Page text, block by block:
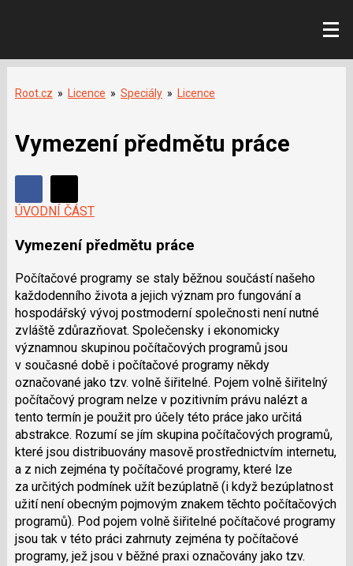
Root.cz » Licence » Speciály » Licence
Vymezení předmětu práce
Sdílet
Sdílejte
na
Facebooku
Sdílejte
síti
ÚVODNÍ ČÁST
Vymezení předmětu práce
Počítačové programy se staly běžnou součástí našeho
každodenního života a jejich význam pro fungování a
hospodářský vývoj postmoderní společnosti není nutné
zvláště zdůrazňovat. Společensky i ekonomicky
významnou skupinou počítačových programů jsou
v současné době i počítačové programy někdy
označované jako tzv. volně šiřitelné. Pojem volně šiřitelný
počítačový program nelze v pozitivním právu nalézt a
tento termín je použit pro účely této práce jako určitá
abstrakce. Rozumí se jím skupina počítačových programů,
které jsou distribuovány masově prostřednictvím internetu,
a z nich zejména ty počítačové programy, které lze
za určitých podmínek užít bezúplatně (i když bezúplatnost
užití není obecným pojmovým znakem těchto počítačových
programů). Pod pojem volně šiřitelné počítačové programy
jsou tak v této práci zahrnuty zejména ty počítačové
programy, jež jsou v běžné praxi označovány jako tzv.